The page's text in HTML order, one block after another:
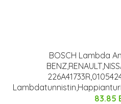
BOSCH Lambda
Lambdatunnistin,Happianturi
83.85